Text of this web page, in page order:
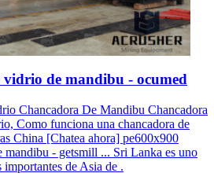
vidrio de mandibu - ocumed
Chancadora De Mandibu Chancadora
Como funciona una chancadora de
China [Chatea ahora] pe600x900
mandibu - getsmill ... Sri Lanka es uno
importantes de Asia de .